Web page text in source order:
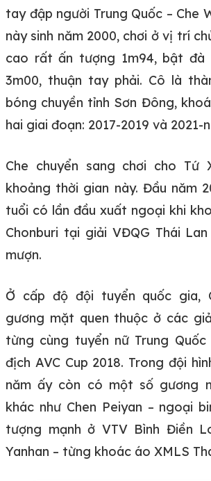
tay đập người Trung Quốc – Che
này sinh năm 2000, chơi ở vị trí
cao rất ấn tượng 1m94, bật đà
3m00, thuận tay phải. Cô là
bóng chuyền tỉnh Sơn Đông,
hai giai đoạn: 2017-2019 và 2021-
Che chuyển sang chơi cho Tứ
khoảng thời gian này. Đầu năm
tuổi có lần đầu xuất ngoại khi
Chonburi tại giải VĐQG Thái
mượn.
Ở cấp độ đội tuyển quốc gia,
gương mặt quen thuộc ở các
từng cùng tuyển nữ Trung
địch AVC Cup 2018. Trong đội
năm ấy còn có một số gương
khác như Chen Peiyan – ngoại
tượng mạnh ở VTV Bình Điền
Yanhan – từng khoác áo XMLS